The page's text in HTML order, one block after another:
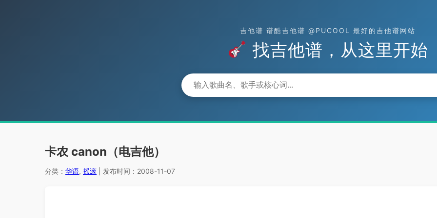
吉他谱 谱酷吉他谱 @PUCOOL 最好的吉他谱网站
找吉他谱，从这里开始
卡农 canon（电吉他）
分类： 华语, 摇滚 | 发布时间：2008-11-07